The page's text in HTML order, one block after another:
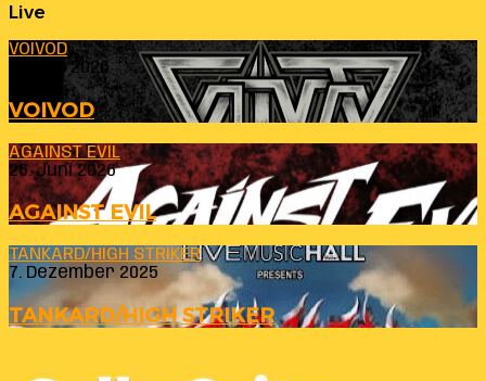
Live
VOIVOD
23. Juli 2026
VOIVOD
AGAINST EVIL
26. Juni 2026
AGAINST EVIL
TANKARD/HIGH STRIKER
7. Dezember 2025
TANKARD/HIGH STRIKER